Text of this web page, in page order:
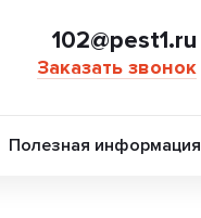
102@pest1.ru
Заказать звонок
Полезная информация